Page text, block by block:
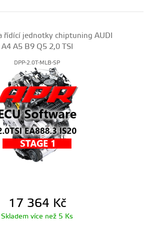
řídící jednotky chiptuning AUDI
A4 A5 B9 Q5 2,0 TSI
DPP-2.0T-MLB-SP
17 364 Kč
Skladem více než 5 Ks